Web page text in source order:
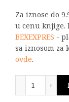
Za iznose do
u cenu knjige.
BEXEXPRES -
sa iznosom za
ovde.